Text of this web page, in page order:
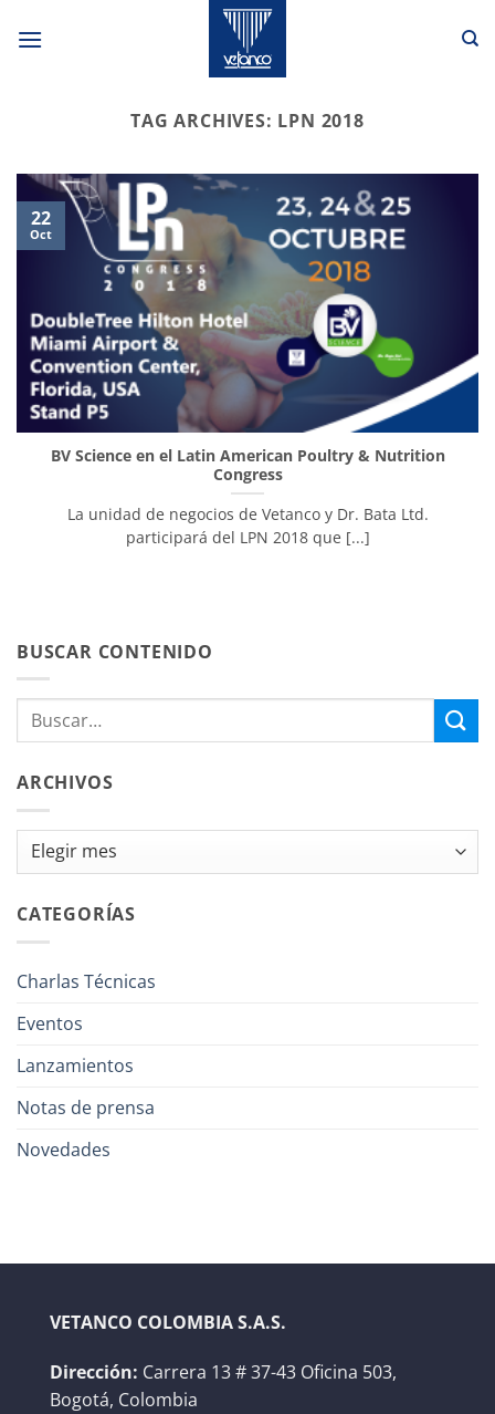
TAG ARCHIVES: LPN 2018
BV Science en el Latin American Poultry & Nutrition
Congress
La unidad de negocios de Vetanco y Dr. Bata Ltd.
participará del LPN 2018 que [...]
22
Oct
BUSCAR CONTENIDO
ARCHIVOS
Archivos
CATEGORÍAS
Charlas Técnicas
Eventos
Lanzamientos
Notas de prensa
Novedades
VETANCO COLOMBIA S.A.S.
Dirección: Carrera 13 # 37-43 Oficina 503,
Bogotá, Colombia